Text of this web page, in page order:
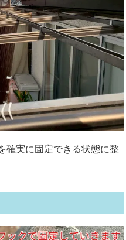
確実に固定できる状態に整